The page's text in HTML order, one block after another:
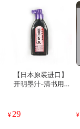
【日本原装进口】
开明墨汁-清书用
l
¥ 29 ¥